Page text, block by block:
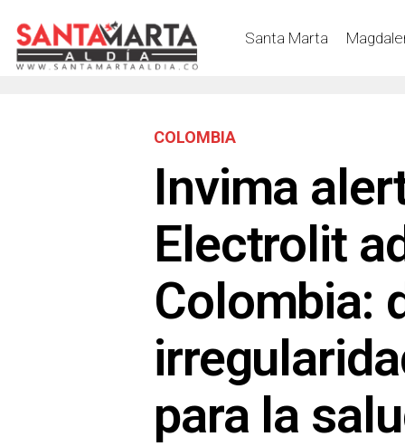
Santa Marta
COLOMBIA
Invima
Electrolit
Colombia:
para la